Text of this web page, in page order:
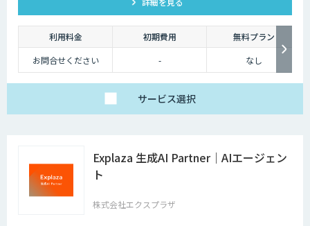
利用料金 初期費用
無料プラン
お問合せください
- なし
サービス選択
Explaza 生成AI Partner｜AIエージェン
ト
株式会社エクスプラザ